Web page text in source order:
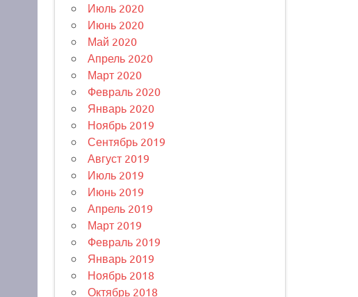
Июль 2020
Июнь 2020
Май 2020
Апрель 2020
Март 2020
Февраль 2020
Январь 2020
Ноябрь 2019
Сентябрь 2019
Август 2019
Июль 2019
Июнь 2019
Апрель 2019
Март 2019
Февраль 2019
Январь 2019
Ноябрь 2018
Октябрь 2018